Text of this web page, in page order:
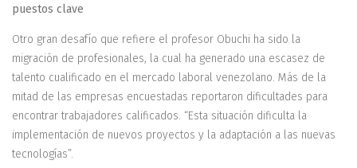
puestos clave
Otro gran desafío que refiere el profesor Obuchi ha sido la
migración de profesionales, la cual ha generado una escasez de
talento cualificado en el mercado laboral venezolano. Más de la
mitad de las empresas encuestadas reportaron dificultades para
encontrar trabajadores calificados. “Esta situación dificulta la
implementación de nuevos proyectos y la adaptación a las nuevas
tecnologías”.